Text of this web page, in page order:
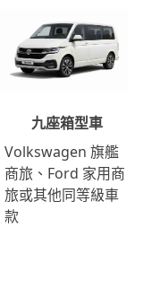
九座箱型車
Volkswagen 旗艦
商旅、Ford 家用商
旅或其他同等級車
款